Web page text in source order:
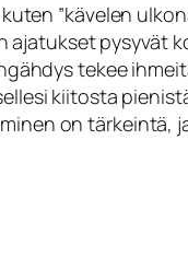
”kävelen
pysyvät
tekee
kiitosta
on tärkeintä,